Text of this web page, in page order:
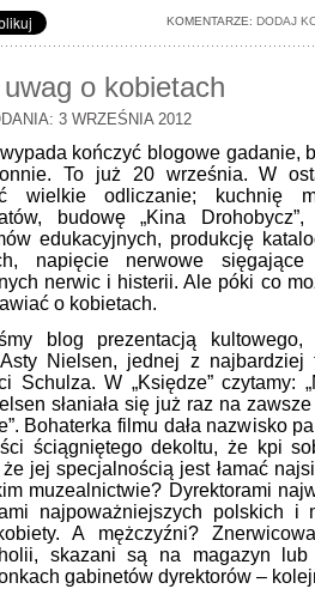
KOMENTARZE: DODAJ
o kobietach
3 WRZEŚNIA 2012
kończyć blogowe gadanie,
To już 20 września. W
wielkie odliczanie; kuchnię
budowę „Kina
edukacyjnych, produkcję
napięcie nerwowe
nerwic i histerii. Ale póki co
o kobietach.
blog prezentacją
Nielsen, jednej z najbardziej
Schulza. W „Księdze” czytamy:
słaniała się już raz na
Bohaterka filmu dała nazwisko
ściągniętego dekoltu, że kpi
jej specjalnością jest łamać
muzealnictwie? Dyrektorami
najpoważniejszych polskich i
A mężczyźni?
skazani są na magazyn lub
gabinetów dyrektorów –